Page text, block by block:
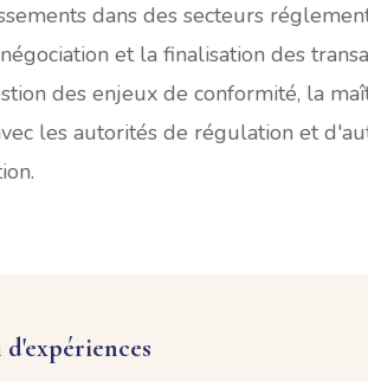
dans des secteurs
et la finalisation des
des enjeux de conformité, la
les autorités de régulation et